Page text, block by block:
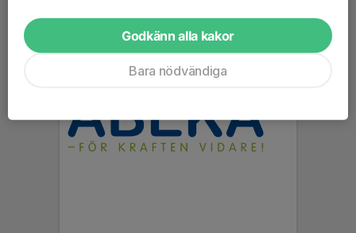
Godkänn alla kakor
Bara nödvändiga